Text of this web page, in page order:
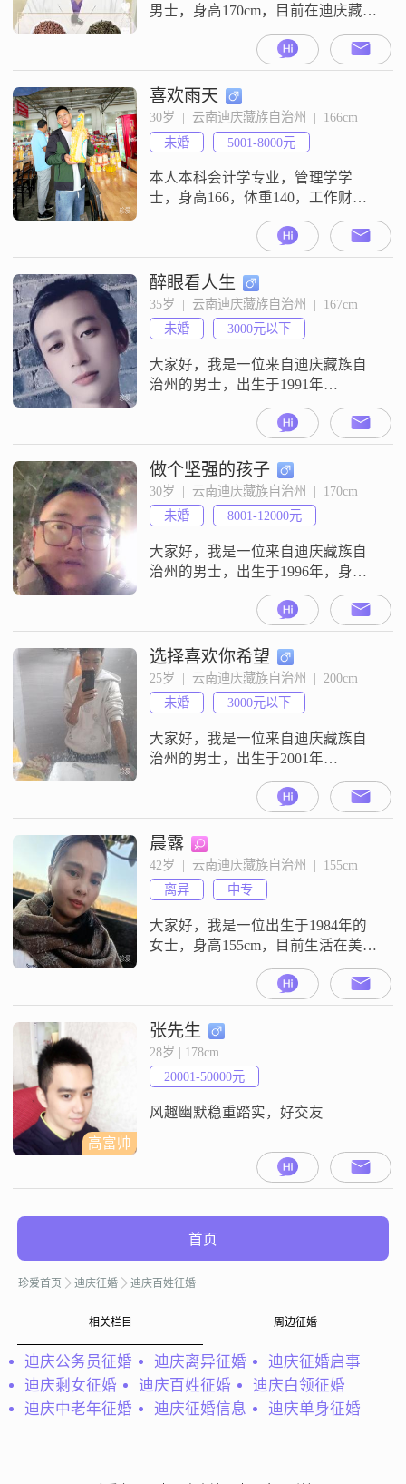
男士，身高170cm，目前在迪庆藏族
50000元以上，拥有大学本科学历
##3002##在性格方面，我自认为是
一个稳重可靠的人，责任感强，对
待生活和工作都持有乐观积极的态
度##3002##我注重健康养生，平时
喜欢健身增肌，这让我保持了良好
的身体状态和
喜欢雨天
30岁  |  云南迪庆藏族自治州  |  166cm
未婚
5001-8000元
本人本科会计学专业，管理学学
士，身高166，体重140，工作财
务，工资7600，有车无房，想找一
个工作稳定，能结婚的女孩子
醉眼看人生
35岁  |  云南迪庆藏族自治州  |  167cm
未婚
3000元以下
大家好，我是一位来自迪庆藏族自
治州的男士，出生于1991年
##3002##我的身高大约是167厘米，
目前月收入在3000元以下##3002##
虽然我的学历是高中及以下，但我
一直保持着稳重可靠和乐观积极的
生活态度##3002##在生活中，我有
一些特别的兴趣爱好##3002##我喜
欢做菜烹饪，尤其是尝试各种不同
的菜肴，觉得
做个坚强的孩子
30岁  |  云南迪庆藏族自治州  |  170cm
未婚
8001-12000元
大家好，我是一位来自迪庆藏族自
治州的男士，出生于1996年，身高
170cm##3002##目前我的月收入在
8001到12000元之间，虽然学历是高
中及以下，但我一直保持着积极向
上的生活态度##3002##我性格中最
大的特点是责任感强，无论是对家
庭还是对工作，我都会尽心尽力去
承担和完成##3002##我相信，只有
通过自己
选择喜欢你希望
25岁  |  云南迪庆藏族自治州  |  200cm
未婚
3000元以下
大家好，我是一位来自迪庆藏族自
治州的男士，出生于2001年
##3002##我的身高有200cm，可能在
人群中显得比较突出##3002##目
前，我的月收入在3000元以下，虽
然不算高，但我一直在努力提升自
己##3002##我性格内敛慢热，不太
善于表达自己的情感，但我内心细
腻敏感，能够感受到别人的情绪变
化##3002##我
晨露
42岁  |  云南迪庆藏族自治州  |  155cm
离异
中专
大家好，我是一位出生于1984年的
女士，身高155cm，目前生活在美丽
的迪庆藏族自治州##3002##我的月
收入在5001到8000元之间，虽然不
是很高，但足以让我过得充实且独
立##3002##我拥有中专学历，在这
个快节奏的社会中，我始终保持着
一份平和的心态##3002##性格方
面，我善解人意，总是能设身处地
地为他人着
高富帅
张先生
28岁 | 178cm
20001-50000元
风趣幽默稳重踏实，好交友
首页
珍爱首页 迪庆征婚 迪庆百姓征婚
相关栏目 周边征婚
迪庆公务员征婚 迪庆离异征婚
迪庆征婚启事
迪庆剩女征婚
迪庆百姓征婚
迪庆白领征婚
迪庆中老年征婚
迪庆征婚信息 迪庆单身征婚